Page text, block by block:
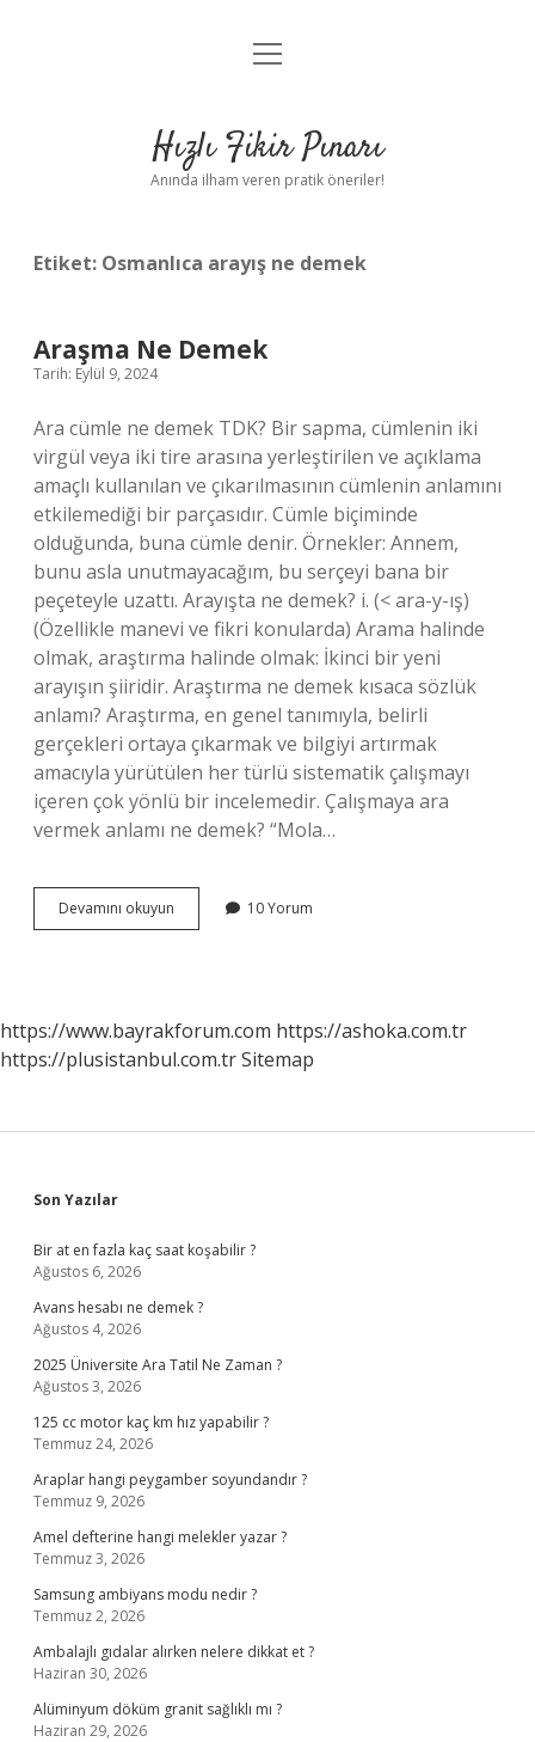
Anasayfa
Yasal Uyarı
menüyü
Hızlı Fikir Pınarı
Anında ilham veren pratik öneriler!
Etiket: Osmanlıca arayış ne demek
Araşma Ne Demek
Tarih: Eylül 9, 2024
Ara cümle ne demek TDK? Bir sapma, cümlenin iki
virgül veya iki tire arasına yerleştirilen ve açıklama
amaçlı kullanılan ve çıkarılmasının cümlenin anlamını
etkilemediği bir parçasıdır. Cümle biçiminde
olduğunda, buna cümle denir. Örnekler: Annem,
bunu asla unutmayacağım, bu serçeyi bana bir
peçeteyle uzattı. Arayışta ne demek? i. (< ara-y-ış)
(Özellikle manevi ve fikri konularda) Arama halinde
olmak, araştırma halinde olmak: İkinci bir yeni
arayışın şiiridir. Araştırma ne demek kısaca sözlük
anlamı? Araştırma, en genel tanımıyla, belirli
gerçekleri ortaya çıkarmak ve bilgiyi artırmak
amacıyla yürütülen her türlü sistematik çalışmayı
içeren çok yönlü bir incelemedir. Çalışmaya ara
vermek anlamı ne demek? “Mola…
Devamını okuyun
Ne
10 Yorum
https://www.bayrakforum.com https://ashoka.com.tr
https://plusistanbul.com.trSitemap
Sidebar
Son Yazılar
Bir at en fazla kaç saat koşabilir ?
Ağustos 6, 2026
Avans hesabı ne demek ?
Ağustos 4, 2026
2025 Üniversite Ara Tatil Ne Zaman ?
Ağustos 3, 2026
125 cc motor kaç km hız yapabilir ?
Temmuz 24, 2026
Araplar hangi peygamber soyundandır ?
Temmuz 9, 2026
Amel defterine hangi melekler yazar ?
Temmuz 3, 2026
Samsung ambiyans modu nedir ?
Temmuz 2, 2026
Ambalajlı gıdalar alırken nelere dikkat et ?
Haziran 30, 2026
Alüminyum döküm granit sağlıklı mı ?
Haziran 29, 2026